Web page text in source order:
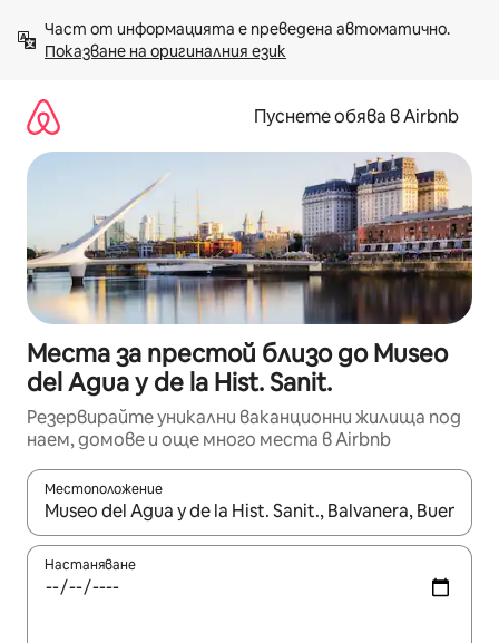
към
съдържанието
Показване на оригиналния език
Пуснете обява в Airbnb
Места за престой близо до Museo
del Agua y de la Hist. Sanit.
Резервирайте уникални ваканционни жилища под
наем, домове и още много места в Airbnb
Местоположение
Когато резултатите се покажат, използвайте
Настаняване